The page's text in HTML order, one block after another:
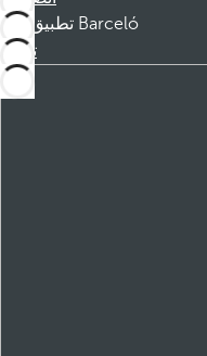
تطبيق Barceló
تنزيل